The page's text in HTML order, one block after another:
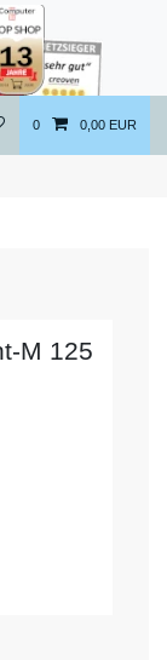
0 0,00 EUR
M 125